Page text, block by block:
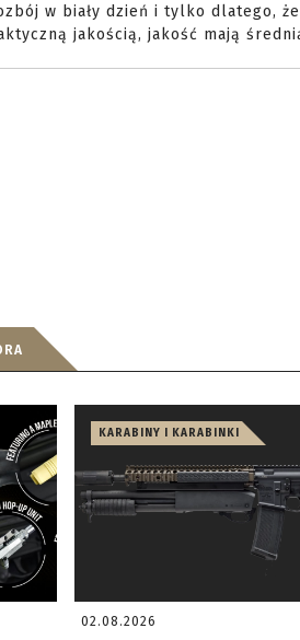
w biały dzień i tylko dlatego,
jakością, jakość mają
KARABINY I KARABINKI
02.08.2026